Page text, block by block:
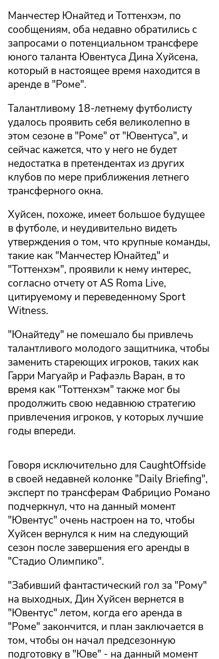
Манчестер Юнайтед и Тоттенхэм, по
сообщениям, оба недавно обратились с
запросами о потенциальном трансфере
юного таланта Ювентуса Дина Хуйсена,
который в настоящее время находится в
аренде в "Роме".
Талантливому 18-летнему футболисту
удалось проявить себя великолепно в
этом сезоне в "Роме" от "Ювентуса", и
сейчас кажется, что у него не будет
недостатка в претендентах из других
клубов по мере приближения летнего
трансферного окна.
Хуйсен, похоже, имеет большое будущее
в футболе, и неудивительно видеть
утверждения о том, что крупные команды,
такие как "Манчестер Юнайтед" и
"Тоттенхэм", проявили к нему интерес,
согласно отчету от AS Roma Live,
цитируемому и переведенному Sport
Witness.
"Юнайтеду" не помешало бы привлечь
талантливого молодого защитника, чтобы
заменить стареющих игроков, таких как
Гарри Магуайр и Рафаэль Варан, в то
время как "Тоттенхэм" также мог бы
продолжить свою недавнюю стратегию
привлечения игроков, у которых лучшие
годы впереди.
Говоря исключительно для CaughtOffside
в своей недавней колонке "Daily Briefing",
эксперт по трансферам Фабрицио Романо
подчеркнул, что на данный момент
"Ювентус" очень настроен на то, чтобы
Хуйсен вернулся к ним на следующий
сезон после завершения его аренды в
"Стадио Олимпико".
"Забивший фантастический гол за "Рому"
на выходных, Дин Хуйсен вернется в
"Ювентус" летом, когда его аренда в
"Роме" закончится, и план заключается в
том, чтобы он начал предсезонную
подготовку в "Юве" - на данный момент